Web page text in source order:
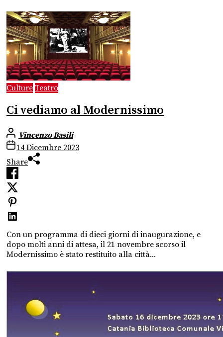
Culture Teatro
Ci vediamo al Modernissimo
Vincenzo Basili
14 Dicembre 2023
Share
Con un programma di dieci giorni di inaugurazione, e
dopo molti anni di attesa, il 21 novembre scorso il
Modernissimo è stato restituito alla città...